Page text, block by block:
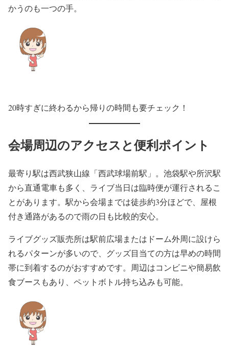
かうのも一つの手。
20時すぎに終わるから帰りの時間も要チェック！
会場周辺のアクセスと便利ポイント
最寄り駅は西武狭山線「西武球場前駅」。池袋駅や所沢駅
から直通電車も多く、ライブ当日は臨時便が運行されるこ
とがあります。駅から会場までは徒歩約3分ほどで、屋根
付き通路があるので雨の日も比較的安心。
ライブグッズ販売所は駅前広場またはドーム外周に設けら
れるパターンが多いので、グッズ目当ての方は早めの時間
帯に到着するのがおすすめです。周辺はコンビニや簡易飲
食ブースもあり、ペットボトル持ち込みも可能。